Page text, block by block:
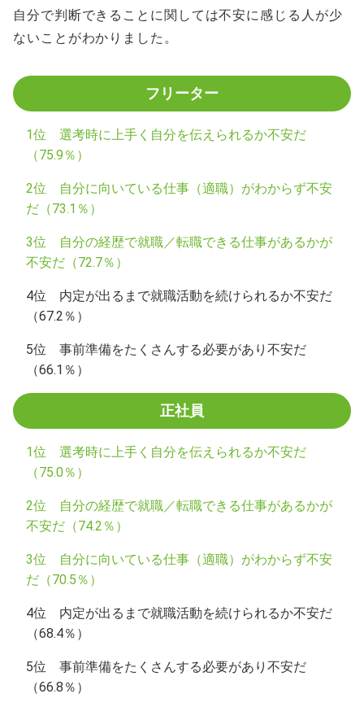
自分で判断できることに関しては不安に感じる人が少
ないことがわかりました。
フリーター
1位 選考時に上手く自分を伝えられるか不安だ
（75.9％）
2位 自分に向いている仕事（適職）がわからず不安
だ（73.1％）
3位 自分の経歴で就職／転職できる仕事があるかが
不安だ（72.7％）
4位 内定が出るまで就職活動を続けられるか不安だ
（67.2％）
5位 事前準備をたくさんする必要があり不安だ
（66.1％）
正社員
1位 選考時に上手く自分を伝えられるか不安だ
（75.0％）
2位 自分の経歴で就職／転職できる仕事があるかが
不安だ（74.2％）
3位 自分に向いている仕事（適職）がわからず不安
だ（70.5％）
4位 内定が出るまで就職活動を続けられるか不安だ
（68.4％）
5位 事前準備をたくさんする必要があり不安だ
（66.8％）